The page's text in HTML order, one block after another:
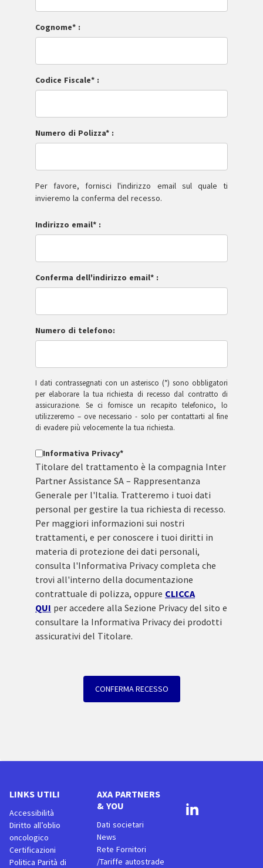
Cognome* :
Codice Fiscale* :
Numero di Polizza* :
Per favore, fornisci l'indirizzo email sul quale ti
invieremo la conferma del recesso.
Indirizzo email* :
Conferma dell'indirizzo email* :
Numero di telefono:
I dati contrassegnati con un asterisco (*) sono obbligatori
per elaborare la tua richiesta di recesso dal contratto di
assicurazione. Se ci fornisce un recapito telefonico, lo
utilizzeremo – ove necessario - solo per contattarti al fine
di evadere più velocemente la tua richiesta.
Informativa Privacy*
Titolare del trattamento è la compagnia Inter
Partner Assistance SA – Rappresentanza
Generale per l'Italia. Tratteremo i tuoi dati
personal per gestire la tua richiesta di recesso.
Per maggiori informazioni sui nostri
trattamenti, e per conoscere i tuoi diritti in
materia di protezione dei dati personali,
consulta l'Informativa Privacy completa che
trovi all'interno della documentazione
contrattuale di polizza, oppure CLICCA
QUI per accedere alla Sezione Privacy del sito e
consultare la Informativa Privacy dei prodotti
assicurativi del Titolare.
LINKS UTILI
Accessibilità
Diritto all’oblio
oncologico
Certificazioni
Politica Parità di
AXA PARTNERS
& YOU
Dati societari
News
Rete Fornitori
/Tariffe autostrade